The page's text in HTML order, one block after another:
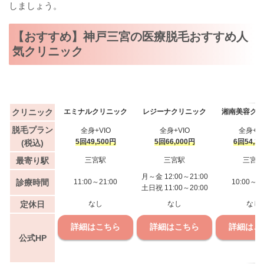
しましょう。
【おすすめ】神戸三宮の医療脱毛おすすめ人
気クリニック
クリニック エミナルクリニック レジーナクリニック 湘南美容ク
脱毛プラン
(税込)
全身+VIO
5回49,500円
全身+VIO
5回66,000円
全身
6回
最寄り駅 三宮駅 三宮駅 三宮駅
診療時間 11:00～21:00
月～金 12:00～21:00
土日祝 11:00～20:00
10:00～
定休日 なし なし なし
公式HP
詳細はこちら 詳細はこちら 詳細はこ